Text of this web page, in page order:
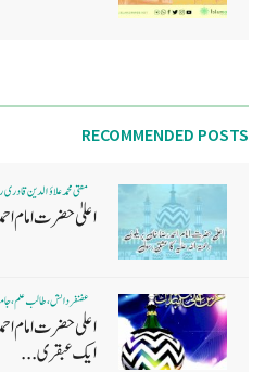
RECOMMENDED POSTS
مفتی محمد علاؤ الدین
اعلیٰ حضرت امام
غضنفر دانش، طالب علم،
اعلی حضرت امام
ایک عبقری...